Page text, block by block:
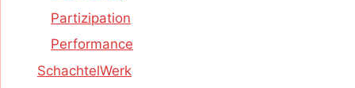
Partizipation
Performance
SchachtelWerk